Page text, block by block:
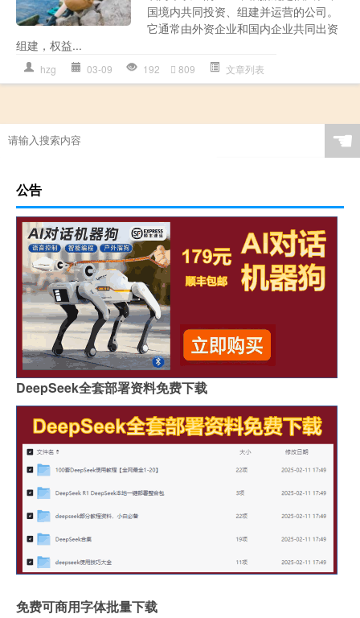
国境内共同投资、组建并运营的公司。
它通常由外资企业和国内企业共同出资
组建，权益...
hzg 03-09 192 809 文章列表
☚
公告
DeepSeek全套部署资料免费下载
免费可商用字体批量下载